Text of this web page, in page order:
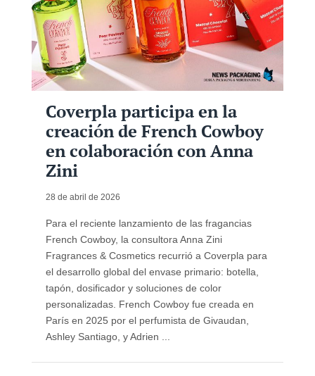
Coverpla participa en la
creación de French Cowboy
en colaboración con Anna
Zini
28 de abril de 2026
Para el reciente lanzamiento de las fragancias
French Cowboy, la consultora Anna Zini
Fragrances & Cosmetics recurrió a Coverpla para
el desarrollo global del envase primario: botella,
tapón, dosificador y soluciones de color
personalizadas. French Cowboy fue creada en
París en 2025 por el perfumista de Givaudan,
Ashley Santiago, y Adrien ...